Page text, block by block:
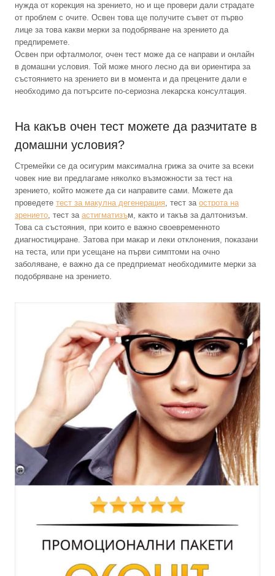
нужда от корекция на зрението, но и ще провери дали страдате
от проблем с очите. Освен това ще получите съвет от първо
лице за това какви мерки за подобряване на зрението да
предпиремете.
Освен при офталмолог, очен тест може да се направи и онлайн
в домашни условия. Той може много лесно да ви ориентира за
състоянието на зрението ви в момента и да прецените дали е
необходимо да потърсите по-сериозна лекарска консултация.
На какъв очен тест можете да разчитате в
домашни условия?
Стремейки се да осигурим максимална грижа за очите за всеки
човек ние ви предлагаме няколко възможности за тест на
зрението, който можете да си направите сами. Можете да
проведете тест за макулна дегенерация, тест за острота на
зрението, тест за астигматизъм, както и такъв за далтонизъм.
Това са състояния, при които е важно своевременното
диагностициране. Затова при макар и леки отклонения, показани
на теста, или при усещане на първи симптоми на очно
заболяване, е важно да се предприемат необходимите мерки за
подобряване на зрението.